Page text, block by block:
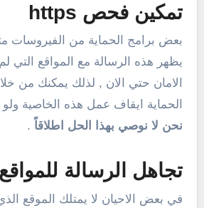
تمكين فحص https
يظهر هذه الرسالة مع المواقع التي
الامان حتي الان , لذلك يمكنك من
الحماية ايقاف عمل هذه الخاصية
نحن لا نوصي بهذا الحل اطلاقاً .
تجاهل الرسالة
في بعض الاحيان لا يمتلك الموقع